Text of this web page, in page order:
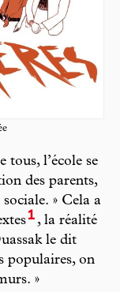
tous, l’école se
des parents,
» Cela a
1 , la réalité
le dit
populaires, on
»